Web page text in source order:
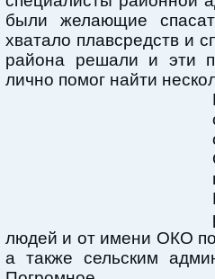
были желающие
хватало плавсредств и
района решали и эти
лично помог найти
людей и от имени ОКО
а также сельским